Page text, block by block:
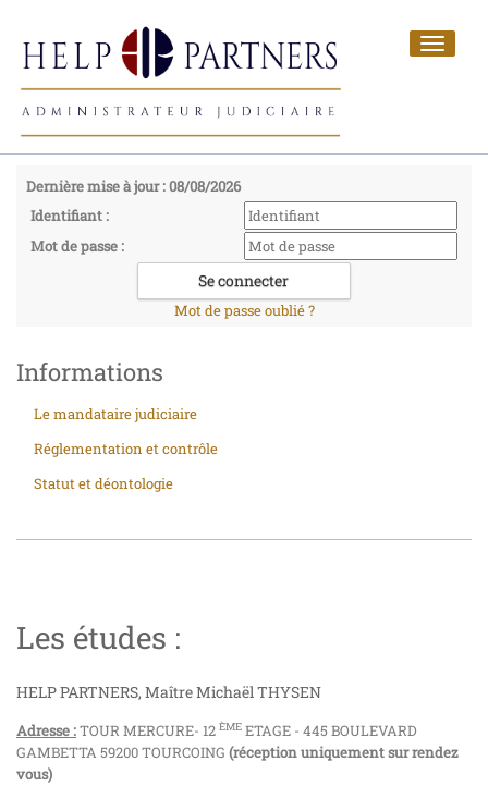
Toggle
Dernière mise à jour : 08/08/2026
Identifiant :
Mot de passe :
Mot de passe oublié ?
Informations
Le mandataire judiciaire
Réglementation et contrôle
Statut et déontologie
Les études :
HELP PARTNERS, Maître Michaël THYSEN
Adresse :TOUR MERCURE- 12 ÈME ETAGE - 445 BOULEVARD
GAMBETTA 59200 TOURCOING (réception uniquement sur rendez
vous)